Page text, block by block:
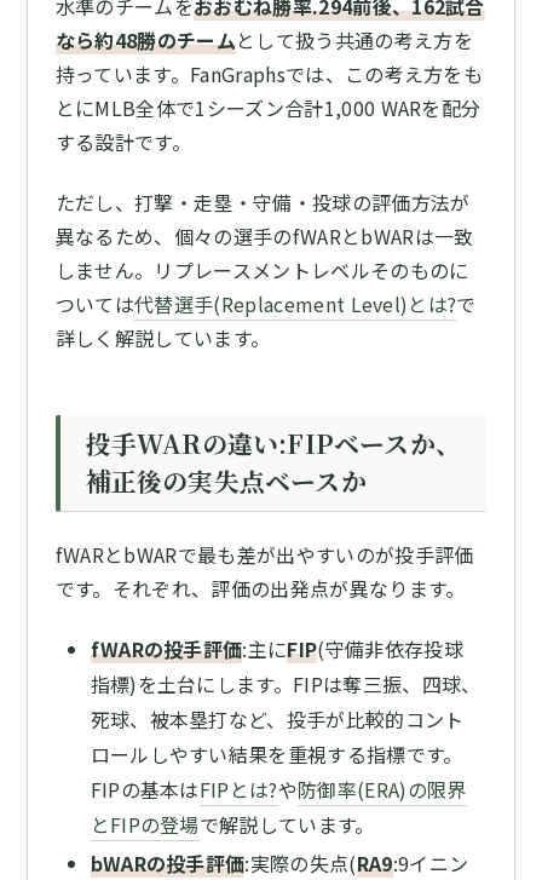
水準のチームをおおむね勝率.294前後、162試合
なら約48勝のチームとして扱う共通の考え方を
持っています。FanGraphsでは、この考え方をも
とにMLB全体で1シーズン合計1,000 WARを配分
する設計です。
ただし、打撃・走塁・守備・投球の評価方法が
異なるため、個々の選手のfWARとbWARは一致
しません。リプレースメントレベルそのものに
ついては代替選手(Replacement Level)とは?で
詳しく解説しています。
投手WARの違い:FIPベースか、
補正後の実失点ベースか
fWARとbWARで最も差が出やすいのが投手評価
です。それぞれ、評価の出発点が異なります。
fWARの投手評価:主にFIP(守備非依存投球
指標)を土台にします。FIPは奪三振、四球、
死球、被本塁打など、投手が比較的コント
ロールしやすい結果を重視する指標です。
FIPの基本はFIPとは?や防御率(ERA)の限界
とFIPの登場で解説しています。
bWARの投手評価:実際の失点(RA9:9イニン